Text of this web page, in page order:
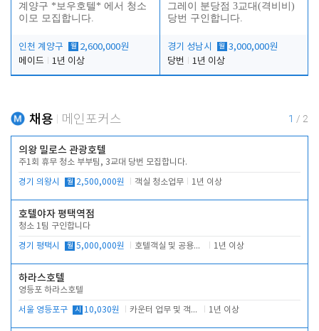
계양구 *보우호텔* 에서 청소
이모 모집합니다.
인천 계양구 월 2,600,000원
메이드
1년 이상
그레이 분당점 3교대(격비비)
당번 구인합니다.
경기 성남시 월 3,000,000원
당번
1년 이상
채용 메인포커스 1 / 2
의왕 밀로스 관광호텔
주1회 휴무 청소 부부팀, 3교대 당번 모집합니다.
경기 의왕시 월 2,500,000원 객실 청소업무 1년 이상
호텔야자 평택역점
청소 1팀 구인합니다
경기 평택시 월 5,000,000원 호텔객실 및 공용시설 청소 관리 1년 이상
하라스호텔
영등포 하라스호텔
서울 영등포구 시 10,030원 카운터 업무 및 객실관리(청소상태 확인, 객실판매) 1년 이상